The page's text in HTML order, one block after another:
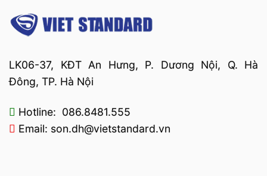
LK06-37, KĐT An Hưng, P. Dương Nội, Q. Hà
Đông, TP. Hà Nội
Hotline: 086.8481.555
Email: son.dh@vietstandard.vn